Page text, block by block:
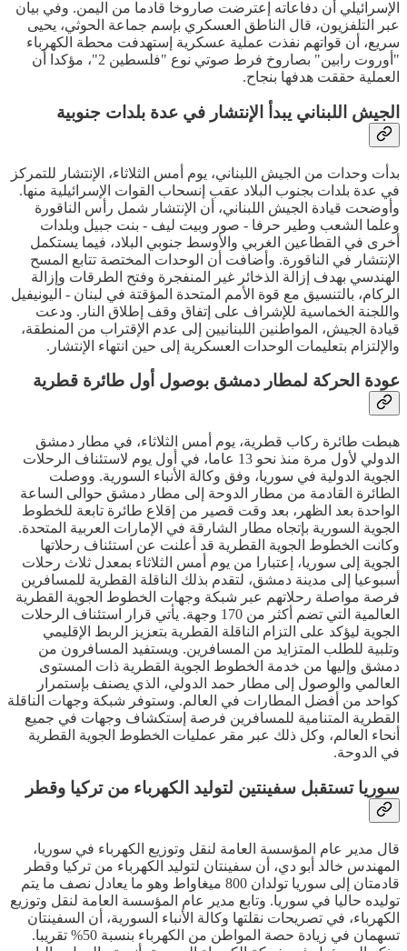
الإسرائيلي أن دفاعاته إعترضت صاروخا قادما من اليمن. وفي بيان
عبر التلفزيون، قال الناطق العسكري بإسم جماعة الحوثي، يحيى
سريع، أن قواتهم نفذت عملية عسكرية إستهدفت محطة الكهرباء
"أوروت رابين" بصاروخ فرط صوتي نوع "فلسطين 2"، مؤكدا أن
العملية حققت هدفها بنجاح.
الجيش اللبناني يبدأ الإنتشار في عدة بلدات جنوبية
بدأت وحدات من الجيش اللبناني، يوم أمس الثلاثاء، الإنتشار للتمركز
في عدة بلدات بجنوب البلاد عقب إنسحاب القوات الإسرائيلية منها.
وأوضحت قيادة الجيش اللبناني، أن الإنتشار شمل رأس الناقورة
وعلما الشعب وطير حرفا - صور وبيت ليف - بنت جبيل وبلدات
أخرى في القطاعين الغربي والأوسط جنوبي البلاد، فيما يستكمل
الإنتشار في الناقورة. وأضافت أن الوحدات المختصة تتابع المسح
الهندسي بهدف إزالة الذخائر غير المنفجرة وفتح الطرقات وإزالة
الركام، بالتنسيق مع قوة الأمم المتحدة المؤقتة في لبنان - اليونيفيل
واللجنة الخماسية للإشراف على إتفاق وقف إطلاق النار. ودعت
قيادة الجيش، المواطنين اللبنانيين إلى عدم الإقتراب من المنطقة،
والإلتزام بتعليمات الوحدات العسكرية إلى حين انتهاء الإنتشار.
عودة الحركة لمطار دمشق بوصول أول طائرة قطرية
هبطت طائرة ركاب قطرية، يوم أمس الثلاثاء، في مطار دمشق
الدولي لأول مرة منذ نحو 13 عاما، في أول يوم لاستئناف الرحلات
الجوية الدولية في سوريا، وفق وكالة الأنباء السورية. ووصلت
الطائرة القادمة من مطار الدوحة إلى مطار دمشق حوالى الساعة
الواحدة بعد الظهر، بعد وقت قصير من إقلاع طائرة تابعة للخطوط
الجوية السورية بإتجاه مطار الشارقة في الإمارات العربية المتحدة.
وكانت الخطوط الجوية القطرية قد أعلنت عن استئناف رحلاتها
الجوية إلى سوريا، إعتبارا من يوم أمس الثلاثاء بمعدل ثلاث رحلات
أسبوعيا إلى مدينة دمشق، لتقدم بذلك الناقلة القطرية للمسافرين
فرصة مواصلة رحلاتهم عبر شبكة وجهات الخطوط الجوية القطرية
العالمية التي تضم أكثر من 170 وجهة. يأتي قرار استئناف الرحلات
الجوية ليؤكد على التزام الناقلة القطرية بتعزيز الربط الإقليمي
وتلبية للطلب المتزايد من المسافرين. ويستفيد المسافرون من
دمشق وإليها من خدمة الخطوط الجوية القطرية ذات المستوى
العالمي والوصول إلى مطار حمد الدولي، الذي يصنف بإستمرار
كواحد من أفضل المطارات في العالم. وستوفر شبكة وجهات الناقلة
القطرية المتنامية للمسافرين فرصة إستكشاف وجهات في جميع
أنحاء العالم، وكل ذلك عبر مقر عمليات الخطوط الجوية القطرية
في الدوحة.
سوريا تستقبل سفينتين لتوليد الكهرباء من تركيا وقطر
قال مدير عام المؤسسة العامة لنقل وتوزيع الكهرباء في سوريا،
المهندس خالد أبو دي، أن سفينتان لتوليد الكهرباء من تركيا وقطر
قادمتان إلى سوريا تولدان 800 ميغاواط وهو ما يعادل نصف ما يتم
توليده حاليا في سوريا. وتابع مدير عام المؤسسة العامة لنقل وتوزيع
الكهرباء، في تصريحات نقلتها وكالة الأنباء السورية، أن السفينتان
تسهمان في زيادة حصة ‏المواطن من الكهرباء بنسبة 50% تقريبا.